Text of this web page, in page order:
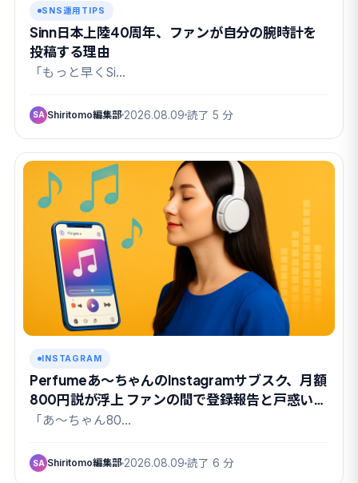
SNS運用TIPS
Sinn日本上陸40周年、ファンが自分の腕時計を
投稿する理由
「もっと早くSi…
SA Shiritomo編集部 2026.08.09 読了 5 分
INSTAGRAM
Perfumeあ〜ちゃんのInstagramサブスク、月額
800円説が浮上 ファンの間で登録報告と戸惑いが
交錯
「あ〜ちゃん80…
SA Shiritomo編集部 2026.08.09 読了 6 分